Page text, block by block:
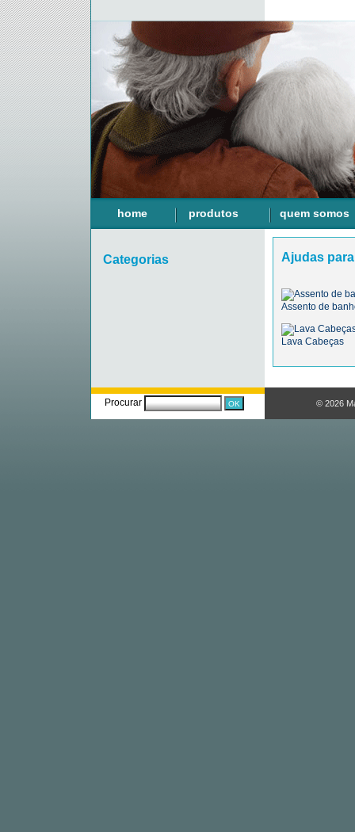
home produtos quem somos
Categorias Ajudas
Assento de
Lava Cabeças
© 2026
Procurar